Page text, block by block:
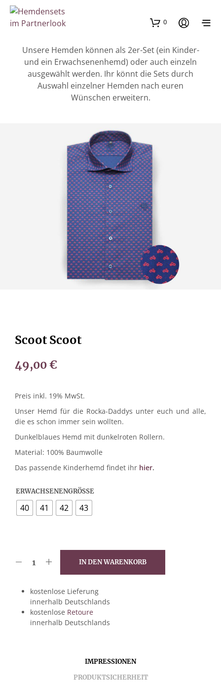
0
Unsere Hemden können als 2er-Set (ein Kinder-
und ein Erwachsenenhemd) oder auch einzeln
ausgewählt werden. Ihr könnt die Sets durch
Auswahl einzelner Hemden nach euren
Wünschen erweitern.
Scoot Scoot
49,00€
Preis inkl. 19% MwSt.
Unser Hemd für die Rocka-Daddys unter euch und alle,
die es schon immer sein wollten.
Dunkelblaues Hemd mit dunkelroten Rollern.
Material: 100% Baumwolle
Das passende Kinderhemd findet ihr hier.
ERWACHSENENGRÖSSE
40 41 42 43
IN DEN WARENKORB
kostenlose Lieferung
innerhalb Deutschlands
kostenlose Retoure
innerhalb Deutschlands
IMPRESSIONEN
PRODUKTSICHERHEIT